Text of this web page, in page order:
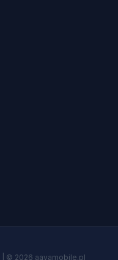
| © 2026 aavamobile.pl